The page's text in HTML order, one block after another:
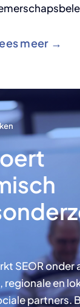
meer →
SEOR onder
regionale en
partners.